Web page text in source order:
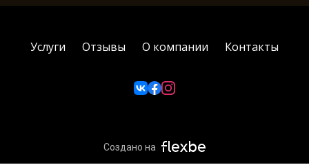
Услуги Отзывы О компании Контакты
Создано на